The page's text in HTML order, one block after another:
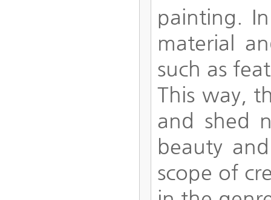
painting.
material
such as
This way,
and shed
beauty
scope of